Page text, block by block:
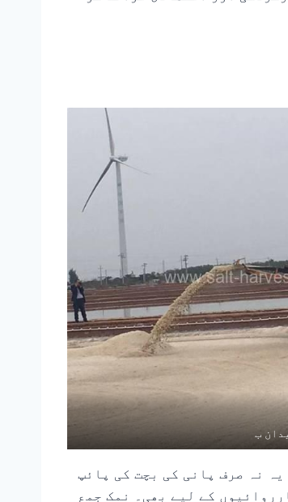
ب
نہ صرف پانی کی بچت کی پائپ
کے لیے بھی۔ نمک جمع